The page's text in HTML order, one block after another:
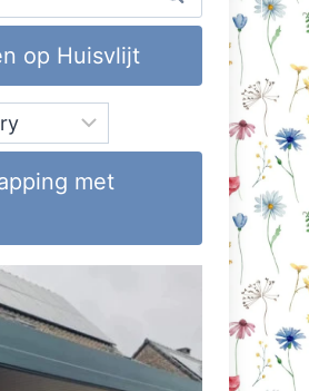
op Huisvlijt
met